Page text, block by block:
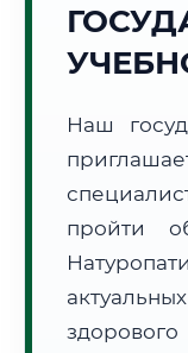
📍 Региональная
Почтовые индексы:
Часовой пояс:
Формат учебы:
🗺️ Зона
Наш
пройти